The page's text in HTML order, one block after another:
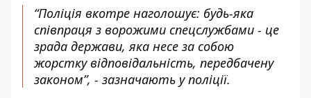
“Поліція вкотре наголошує: будь-яка
співпраця з ворожими спецслужбами - це
зрада держави, яка несе за собою
жорстку відповідальність, передбачену
законом”, - зазначають у поліції.